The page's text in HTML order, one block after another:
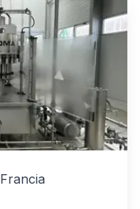
Francia